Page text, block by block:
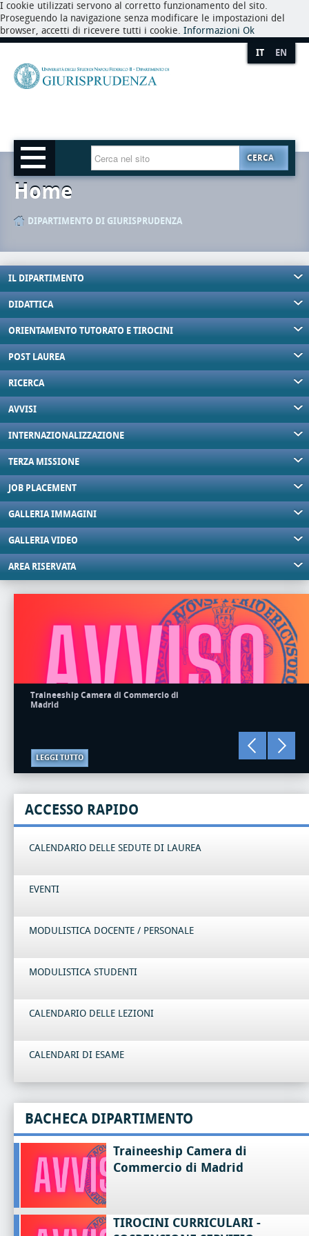
I cookie utilizzati servono al corretto funzionamento del sito.
Proseguendo la navigazione senza modificare le impostazioni del
browser, accetti di ricevere tutti i cookie. Informazioni Ok
IT EN
CERCA
Home
DIPARTIMENTO DI GIURISPRUDENZA
IL DIPARTIMENTO
DIDATTICA
ORIENTAMENTO TUTORATO E TIROCINI
POST LAUREA
RICERCA
AVVISI
INTERNAZIONALIZZAZIONE
TERZA MISSIONE
JOB PLACEMENT
GALLERIA IMMAGINI
GALLERIA VIDEO
AREA RISERVATA
Traineeship Camera di Commercio di
Madrid
LEGGI TUTTO
ACCESSO RAPIDO
CALENDARIO DELLE SEDUTE DI LAUREA
EVENTI
MODULISTICA DOCENTE / PERSONALE
MODULISTICA STUDENTI
CALENDARIO DELLE LEZIONI
CALENDARI DI ESAME
BACHECA DIPARTIMENTO
Traineeship Camera di
Commercio di Madrid
TIROCINI CURRICULARI -